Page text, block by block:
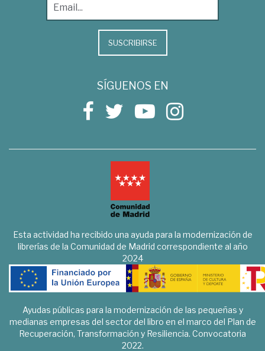
SUSCRIBIRSE
SÍGUENOS EN
Esta actividad ha recibido una ayuda para la modernización de
librerías de la Comunidad de Madrid correspondiente al año
2024
Ayudas públicas para la modernización de las pequeñas y
medianas empresas del sector del libro en el marco del Plan de
Recuperación, Transformación y Resiliencia. Convocatoria
2022.